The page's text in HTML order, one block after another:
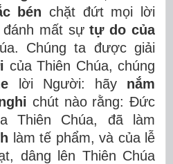
bén chặt đứt mọi lời
đánh mất sựtự do của
Chúng ta được giải
của Thiên Chúa, chúng
lời Người: hãy nắm
chút nào rằng: Đức
Thiên Chúa, đã làm
làm tế phẩm, và của lễ
dâng lên Thiên Chúa